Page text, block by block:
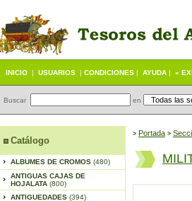
INICIO | USUARIOS | CONDICIONES | AYUDA | «
Buscar en
Catálogo
ALBUMES DE CROMOS (480)
ANTIGUAS CAJAS DE
HOJALATA (800)
ANTIGUEDADES (394)
> Portada > S